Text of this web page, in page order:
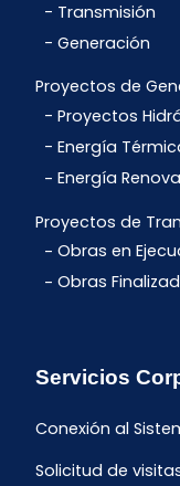
Transmisión
Generación
Proyectos de
Proyectos
Energía
Energía
Proyectos de
Obras en
Obras
Servicios
Conexión al
Solicitud de